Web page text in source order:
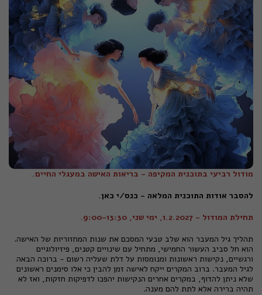
מודול רביעי בתוכנית המקיפה - בריאות האישה במעגלי החיים.
להסבר אודות התוכנית המלאה - כנס/י כאן.
תחילת המודול - 1.2.2027, ימי שני, 9:00-13:30.
תהליך גיל המעבר הוא שלב טבעי המסכם את שנות המחזוריות של האישה.
הוא חל סביב העשור החמישי, מתחיל עם שינויים קטנים, פיזיולוגיים
ורגשיים, נקישות ראשונות ומנומסות על דלת שעליה רשום - ברוכה הבאה
לגיל המעבר. ברוב המקרים ייקח לאישה זמן להבין כי אלו סימנים ראשונים
שלא ניתן להדוף, במקרים אחרים הנקישות יהפכו לדפיקות חזקות, ואז לא
תהיה ברירה אלא לתת להם מענה.